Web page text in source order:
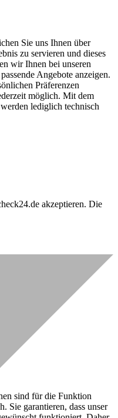
Sie uns Ihnen über
zu servieren und dieses
wir Ihnen bei unseren
Angebote anzeigen.
Präferenzen
möglich. Mit dem
lediglich technisch
akzeptieren. Die
sind für die Funktion
Sie garantieren, dass unser